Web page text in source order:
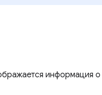
информация